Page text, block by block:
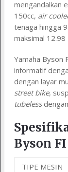
mengandalkan
150cc, air
tenaga hingga
maksimal
Yamaha Byson
informatif
dengan layar
street bike,
tubeless
Byson FI
TIPE MESIN